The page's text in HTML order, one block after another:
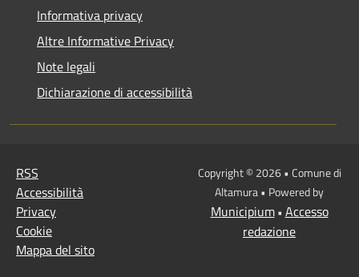
Informativa privacy
Altre Informative Privacy
Note legali
Dichiarazione di accessibilità
RSS
Accessibilità
Privacy
Cookie
Mappa del sito
Copyright © 2026 • Comune di
Altamura • Powered by
Municipium• Accesso
redazione